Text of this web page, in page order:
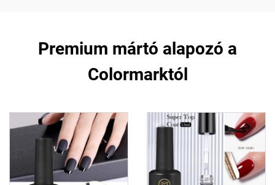
Premium mártó alapozó a
Colormarktól